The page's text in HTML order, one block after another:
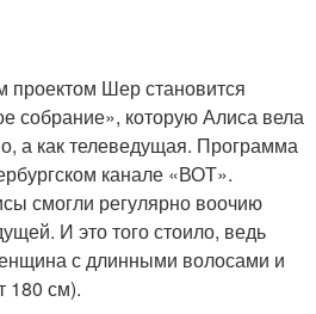
Шер становится
собрание», которую Алиса вела
а как телеведущая. Программа
канале «ВОТ».
смогли регулярно воочию
И это того стоило, ведь
с длинными волосами и
180 см).